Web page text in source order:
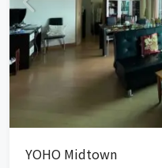
YOHO Midtown